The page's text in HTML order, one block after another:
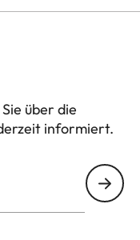
über die
informiert.